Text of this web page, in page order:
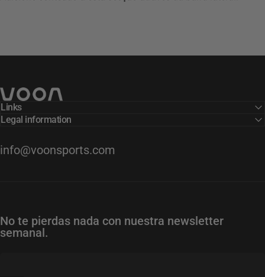
Voon Sports
Links
Legal information
info@voonsports.com
No te pierdas nada con nuestra newsletter
semanal.